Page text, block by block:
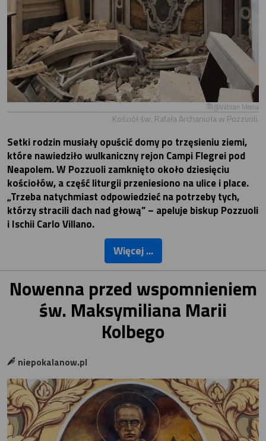
@Vatican Media
Kościół św. Rafała Archanioła w Pozzuoli.
Setki rodzin musiały opuścić domy po trzęsieniu ziemi,
które nawiedziło wulkaniczny rejon Campi Flegrei pod
Neapolem. W Pozzuoli zamknięto około dziesięciu
kościołów, a część liturgii przeniesiono na ulice i place.
„Trzeba natychmiast odpowiedzieć na potrzeby tych,
którzy stracili dach nad głową” – apeluje biskup Pozzuoli
i Ischii Carlo Villano.
Więcej ...
Nowenna przed wspomnieniem
św. Maksymiliana Marii
Kolbego
niepokalanow.pl